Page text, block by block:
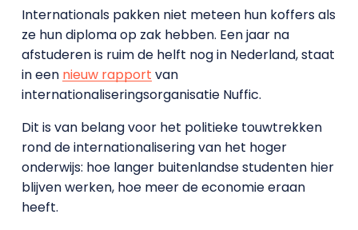
Internationals pakken niet meteen hun koffers als
ze hun diploma op zak hebben. Een jaar na
afstuderen is ruim de helft nog in Nederland, staat
in een nieuw rapport van
internationaliseringsorganisatie Nuffic.
Dit is van belang voor het politieke touwtrekken
rond de internationalisering van het hoger
onderwijs: hoe langer buitenlandse studenten hier
blijven werken, hoe meer de economie eraan
heeft.